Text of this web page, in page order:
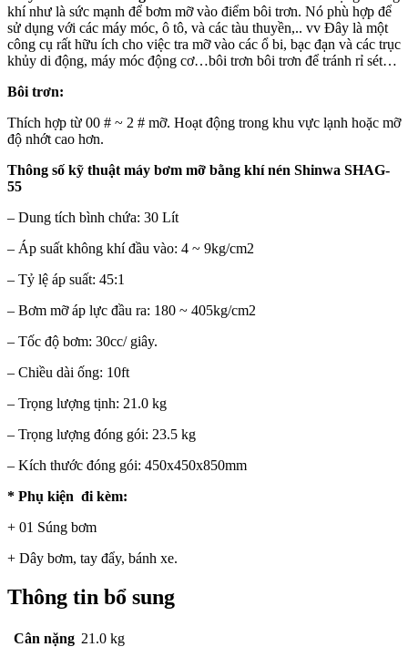
khí như là sức mạnh để bơm mỡ vào điểm bôi trơn. Nó phù hợp để
sử dụng với các máy móc, ô tô, và các tàu thuyền,.. vv Đây là một
công cụ rất hữu ích cho việc tra mỡ vào các ổ bi, bạc đạn và các trục
khủy di động, máy móc động cơ…bôi trơn bôi trơn để tránh rỉ sét…
Bôi trơn:
Thích hợp từ 00 # ~ 2 # mỡ. Hoạt động trong khu vực lạnh hoặc mỡ
độ nhớt cao hơn.
Thông số kỹ thuật máy bơm mỡ bằng khí nén Shinwa SHAG-
55
– Dung tích bình chứa: 30 Lít
– Áp suất không khí đầu vào: 4 ~ 9kg/cm2
– Tỷ lệ áp suất: 45:1
– Bơm mỡ áp lực đầu ra: 180 ~ 405kg/cm2
– Tốc độ bơm: 30cc/ giây.
– Chiều dài ống: 10ft
– Trọng lượng tịnh: 21.0 kg
– Trọng lượng đóng gói: 23.5 kg
– Kích thước đóng gói: 450x450x850mm
* Phụ kiện đi kèm:
+ 01 Súng bơm
+ Dây bơm, tay đẩy, bánh xe.
Thông tin bổ sung
Cân nặng 21.0 kg